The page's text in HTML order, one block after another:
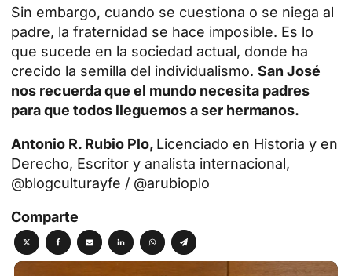
Sin embargo, cuando se cuestiona o se niega al
padre, la fraternidad se hace imposible. Es lo
que sucede en la sociedad actual, donde ha
crecido la semilla del individualismo. San José
nos recuerda que el mundo necesita padres
para que todos lleguemos a ser hermanos.
Antonio R. Rubio Plo, Licenciado en Historia y en
Derecho, Escritor y analista internacional,
@blogculturayfe / @arubioplo
Comparte